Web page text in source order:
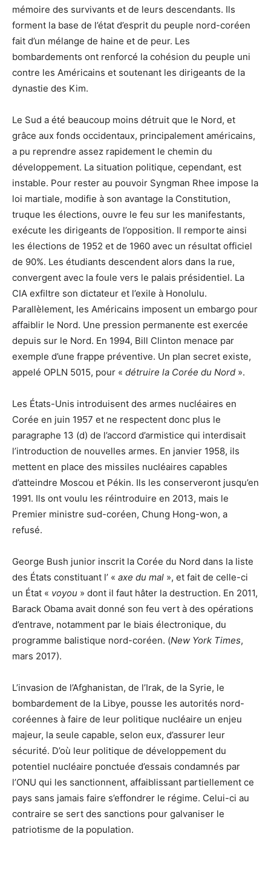
mémoire des survivants et de leurs descendants. Ils
forment la base de l’état d’esprit du peuple nord-coréen
fait d’un mélange de haine et de peur. Les
bombardements ont renforcé la cohésion du peuple uni
contre les Américains et soutenant les dirigeants de la
dynastie des Kim.
Le Sud a été beaucoup moins détruit que le Nord, et
grâce aux fonds occidentaux, principalement américains,
a pu reprendre assez rapidement le chemin du
développement. La situation politique, cependant, est
instable. Pour rester au pouvoir Syngman Rhee impose la
loi martiale, modifie à son avantage la Constitution,
truque les élections, ouvre le feu sur les manifestants,
exécute les dirigeants de l’opposition. Il remporte ainsi
les élections de 1952 et de 1960 avec un résultat officiel
de 90%. Les étudiants descendent alors dans la rue,
convergent avec la foule vers le palais présidentiel. La
CIA exfiltre son dictateur et l’exile à Honolulu.
Parallèlement, les Américains imposent un embargo pour
affaiblir le Nord. Une pression permanente est exercée
depuis sur le Nord. En 1994, Bill Clinton menace par
exemple d’une frappe préventive. Un plan secret existe,
appelé OPLN 5015, pour « détruire la Corée du Nord ».
Les États-Unis introduisent des armes nucléaires en
Corée en juin 1957 et ne respectent donc plus le
paragraphe 13 (d) de l’accord d’armistice qui interdisait
l’introduction de nouvelles armes. En janvier 1958, ils
mettent en place des missiles nucléaires capables
d’atteindre Moscou et Pékin. Ils les conserveront jusqu’en
1991. Ils ont voulu les réintroduire en 2013, mais le
Premier ministre sud-coréen, Chung Hong-won, a
refusé.
George Bush junior inscrit la Corée du Nord dans la liste
des États constituant l’ « axe du mal », et fait de celle-ci
un État « voyou » dont il faut hâter la destruction. En 2011,
Barack Obama avait donné son feu vert à des opérations
d’entrave, notamment par le biais électronique, du
programme balistique nord-coréen. (New York Times,
mars 2017).
L’invasion de l’Afghanistan, de l’Irak, de la Syrie, le
bombardement de la Libye, pousse les autorités nord-
coréennes à faire de leur politique nucléaire un enjeu
majeur, la seule capable, selon eux, d’assurer leur
sécurité. D’où leur politique de développement du
potentiel nucléaire ponctuée d’essais condamnés par
l’ONU qui les sanctionnent, affaiblissant partiellement ce
pays sans jamais faire s’effondrer le régime. Celui-ci au
contraire se sert des sanctions pour galvaniser le
patriotisme de la population.